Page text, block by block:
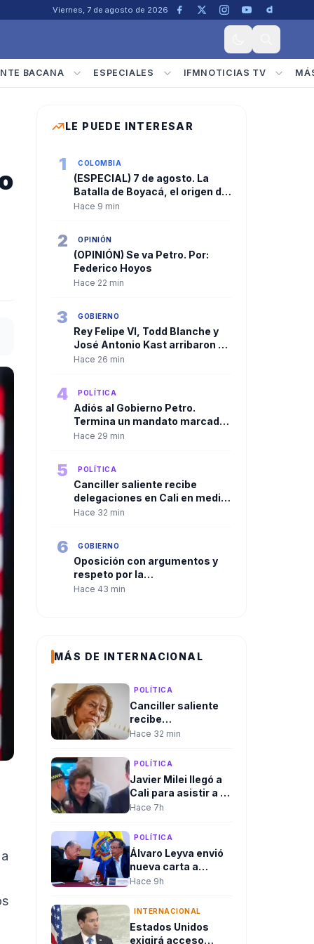
Viernes, 7 de agosto de 2026
BACANA ESPECIALES IFMNOTICIAS TV
LE PUEDE INTERESAR
1 COLOMBIA
(ESPECIAL) 7 de agosto. La
Batalla de Boyacá, el origen de
la independencia y la fecha que
Hace 9 min
2 OPINIÓN
(OPINIÓN) Se va Petro. Por:
Federico Hoyos
Hace 22 min
3 GOBIERNO
Rey Felipe VI, Todd Blanche y
José Antonio Kast arribaron a
Cali para la ceremonia
Hace 26 min
4 POLÍTICA
Adiós al Gobierno Petro.
Termina un mandato marcado
por la polarización y los
Hace 29 min
5 POLÍTICA
Canciller saliente recibe
delegaciones en Cali en medio
del rechazo de algunas que ha
Hace 32 min
6 GOBIERNO
Oposición con argumentos y
respeto por la
institucionalidad, los
Hace 43 min
MÁS DE INTERNACIONAL
POLÍTICA
Canciller saliente
recibe
delegaciones en
rechazo de algunas
que ha llevado a
cambios en el
protocolo
diplomático
Hace 32 min
POLÍTICA
Javier Milei llegó a
Cali para asistir a la
posesión
Abelardo De La
Espriella
Hace 7h
POLÍTICA
Álvaro Leyva envió
nueva carta a
Marco Rubio y
contra Gustavo
autoridades de
Hace 9h
INTERNACIONAL
Estados Unidos
exigirá acceso